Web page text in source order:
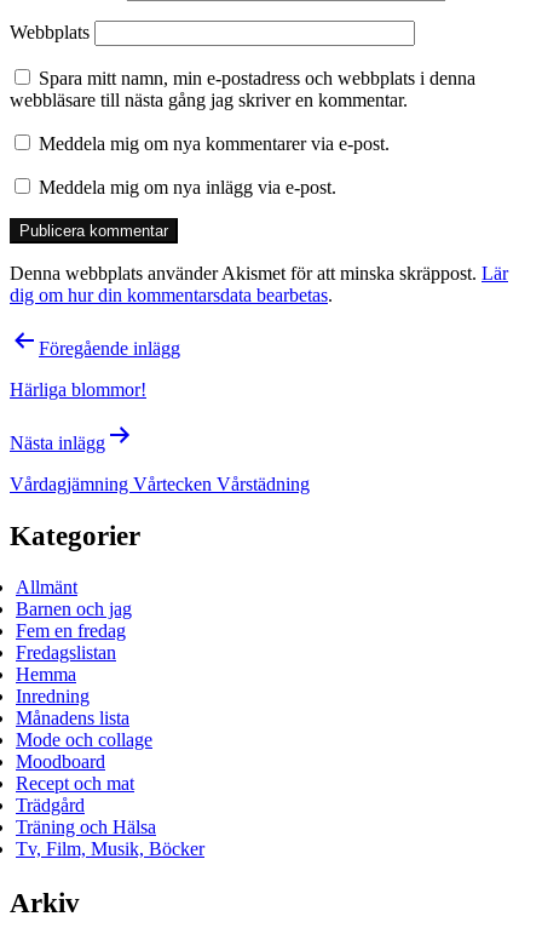
Webbplats
Spara mitt namn, min e-postadress och webbplats i denna
webbläsare till nästa gång jag skriver en kommentar.
Meddela mig om nya kommentarer via e-post.
Meddela mig om nya inlägg via e-post.
Denna webbplats använder Akismet för att minska skräppost. Lär
dig om hur din kommentarsdata bearbetas.
Inläggsnavigering
Föregående inlägg
Härliga blommor!
Nästa inlägg
Vårdagjämning Vårtecken Vårstädning
Kategorier
Allmänt
Barnen och jag
Fem en fredag
Fredagslistan
Hemma
Inredning
Månadens lista
Mode och collage
Moodboard
Recept och mat
Trädgård
Träning och Hälsa
Tv, Film, Musik, Böcker
Arkiv